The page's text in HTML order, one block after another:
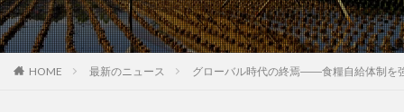
HOME 最新のニュース グローバル時代の終焉――食糧自給体制